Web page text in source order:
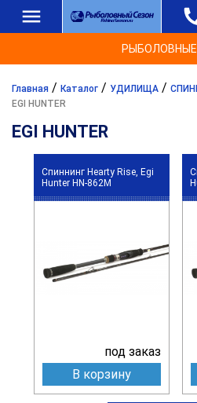
Главная / Каталог / УДИЛИЩА /
EGI HUNTER
EGI HUNTER
Спиннинг Hearty Rise, Egi
Hunter HN-862M
под заказ
В корзину